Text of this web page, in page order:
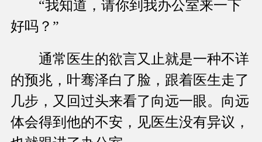
“我知道，请你到我办公室来一下
好吗？”
通常医生的欲言又止就是一种不详
的预兆，叶骞泽白了脸，跟着医生走了
几步，又回过头来看了向远一眼。向远
体会得到他的不安，见医生没有异议，